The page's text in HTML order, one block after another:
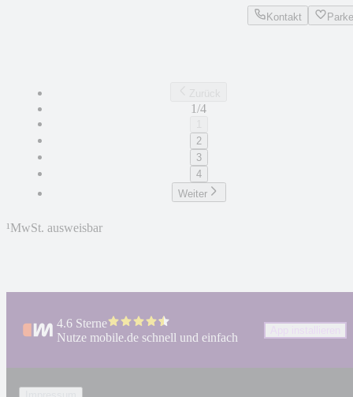
Kontakt
1/4
2
3
4
Weiter
¹MwSt. ausweisbar
4.6 Sterne
Nutze mobile.de schnell und einfach